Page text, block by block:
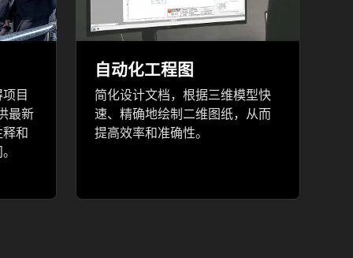
目
最新
和
自动化工程图
简化设计文档，根据三维模型快
速、精确地绘制二维图纸，从而
提高效率和准确性。